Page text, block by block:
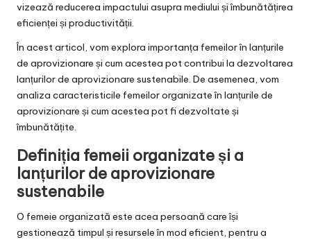
vizează reducerea impactului asupra mediului și îmbunătățirea
eficienței și productivității.
În acest articol, vom explora importanța femeilor în lanțurile
de aprovizionare și cum acestea pot contribui la dezvoltarea
lanțurilor de aprovizionare sustenabile. De asemenea, vom
analiza caracteristicile femeilor organizate în lanțurile de
aprovizionare și cum acestea pot fi dezvoltate și
îmbunătățite.
Definiția femeii organizate și a
lanțurilor de aprovizionare
sustenabile
O femeie organizată este acea persoană care își
gestionează timpul și resursele în mod eficient, pentru a